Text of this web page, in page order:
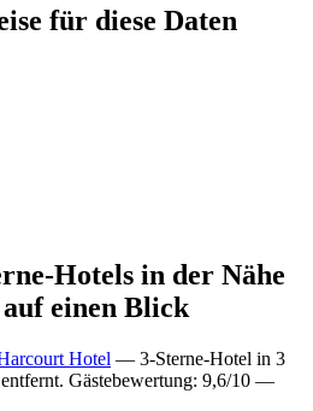
für diese Daten
Hotels in der Nähe
einen Blick
Hotel — 3-Sterne-Hotel in 3
Gästebewertung: 9,6/10 —